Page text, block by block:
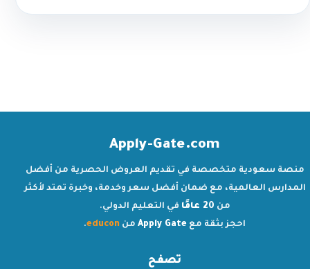
Apply-Gate.com
منصة سعودية متخصصة في تقديم العروض الحصرية من أفضل
المدارس العالمية، مع ضمان أفضل سعر وخدمة، وخبرة تمتد لأكثر
من 20 عامًا
في التعليم الدولي.
احجز بثقة مع Apply Gate من educon
.
تصفح